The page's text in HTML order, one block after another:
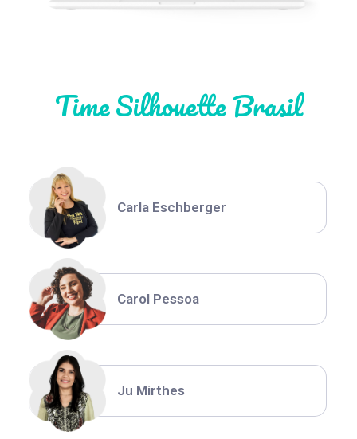
Time Silhouette Brasil
Thiara Ney
Carla Eschberger
Carol Pessoa
Ju Mirthes